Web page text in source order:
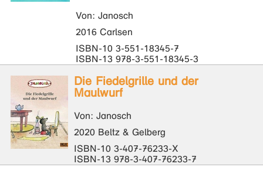
Von: Janosch
2016 Carlsen
ISBN-10 3-551-18345-7
ISBN-13 978-3-551-18345-3
Die Fiedelgrille und der
Maulwurf
Von: Janosch
2020 Beltz & Gelberg
ISBN-10 3-407-76233-X
ISBN-13 978-3-407-76233-7